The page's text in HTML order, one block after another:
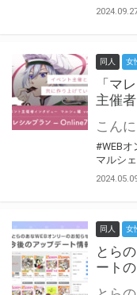
同人 女
「マ
主催
#WEBオ
マルシェ
同人 女
とら
ート